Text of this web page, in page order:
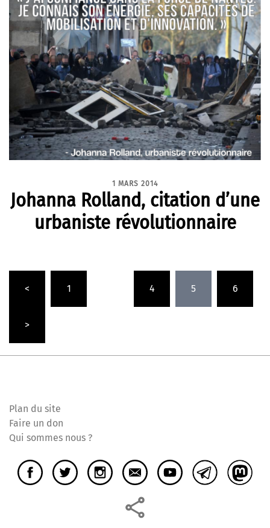
1 MARS 2014
Johanna Rolland, citation d’une
urbaniste révolutionnaire
des
publications
< 1 4 5 6
>
Plan du site
Faire un don
Qui sommes nous ?